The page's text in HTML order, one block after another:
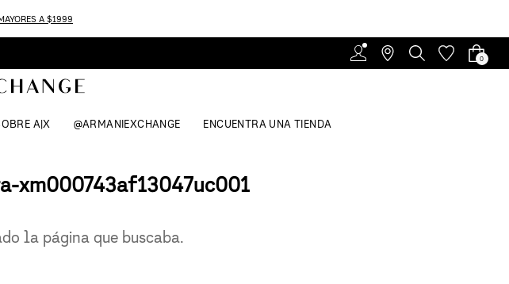
A $1999
0
A|X @ARMANIEXCHANGE ENCUENTRA UNA TIENDA
xm000743af13047uc001
la página que buscaba.